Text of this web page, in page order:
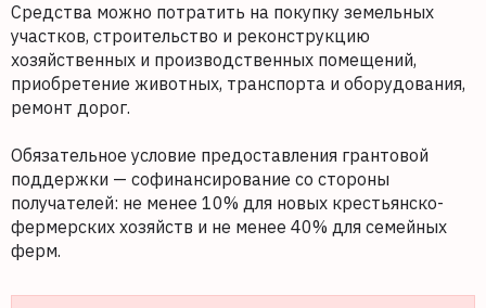
Средства можно потратить на покупку земельных
участков, строительство и реконструкцию
хозяйственных и производственных помещений,
приобретение животных, транспорта и оборудования,
ремонт дорог.
Обязательное условие предоставления грантовой
поддержки — софинансирование со стороны
получателей: не менее 10% для новых крестьянско-
фермерских хозяйств и не менее 40% для семейных
ферм.